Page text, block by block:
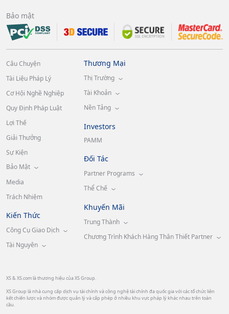
Bảo mật
Câu Chuyện
Tài Liệu Pháp Lý
Cơ Hội Nghề Nghiệp
Quy Định Pháp Luật
Lợi Thế
Giải Thưởng
Sự Kiện
Bảo Mật
Media
Trách Nhiệm
Kiến Thức
Công Cụ Giao Dịch
Tài Nguyên
Thương Mại
Thị Trường
Tài Khoản
Nền Tảng
Investors
PAMM
Đối Tác
Partner Programs
Thể Chế
Khuyến Mãi
Trung Thành
Chương Trình Khách Hàng Thân Thiết Partner
XS & XS.com là thương hiệu của XS Group.
XS Group là nhà cung cấp dịch vụ tài chính và công nghệ tài chính đa quốc gia với các tổ chức liên
kết chiến lược và nhóm được quản lý và cấp phép ở nhiều khu vực pháp lý khác nhau trên toàn
cầu.